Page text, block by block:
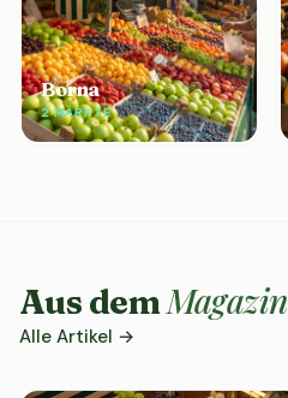
Borna
2 MÄRKTE
Aus demMagazin
Alle Artikel →